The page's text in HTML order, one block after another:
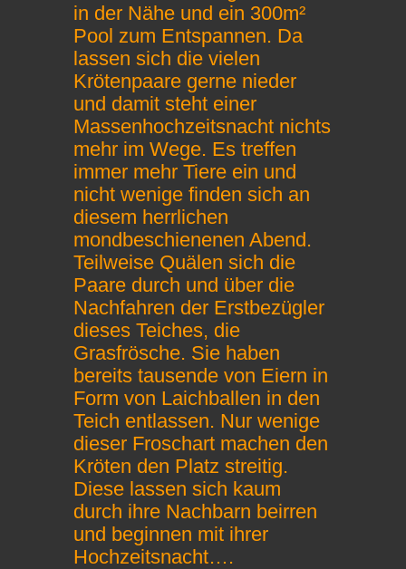
in der Nähe und ein 300m²
Pool zum Entspannen. Da
lassen sich die vielen
Krötenpaare gerne nieder
und damit steht einer
Massenhochzeitsnacht nichts
mehr im Wege. Es treffen
immer mehr Tiere ein und
nicht wenige finden sich an
diesem herrlichen
mondbeschienenen Abend.
Teilweise Quälen sich die
Paare durch und über die
Nachfahren der Erstbezügler
dieses Teiches, die
Grasfrösche. Sie haben
bereits tausende von Eiern in
Form von Laichballen in den
Teich entlassen. Nur wenige
dieser Froschart machen den
Kröten den Platz streitig.
Diese lassen sich kaum
durch ihre Nachbarn beirren
und beginnen mit ihrer
Hochzeitsnacht….